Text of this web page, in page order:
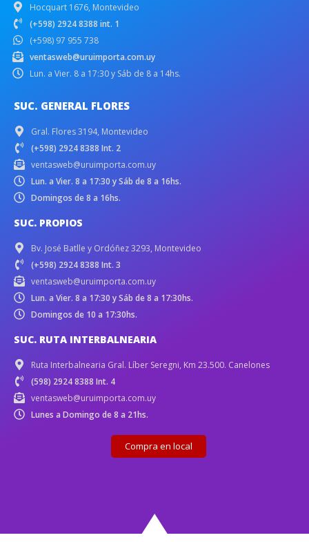
Hocquart 1676, Montevideo
(+598) 2924 8388 int. 1
(+598) 97 955 738
ventasweb@uruimporta.com.uy
Lun. a Vier. 8 a 17:30 y Sáb de 8 a 14hs.
SUC. GENERAL FLORES
Gral. Flores 3194, Montevideo
(+598) 2924 8388 Int. 2
ventasweb@uruimporta.com.uy
Lun. a Vier. 8 a 17:30 y Sáb de 8 a 16hs.
Domingos de 8 a 16hs.
SUC. PROPIOS
Bv. José Batlle y Ordóñez 3293, Montevideo
(+598) 2924 8388 Int. 3
ventasweb@uruimporta.com.uy
Lun. a Vier. 8 a 17:30 y Sáb de 8 a 17:30hs.
Domingos de 10 a 17:30hs.
SUC. RUTA INTERBALNEARIA
Ruta Interbalnearia Gral. Líber Seregni, Km 23.500. Canelones
(598) 2924 8388 Int. 4
ventasweb@uruimporta.com.uy
Lunes a Domingo de 8 a 21hs.
Compra en local